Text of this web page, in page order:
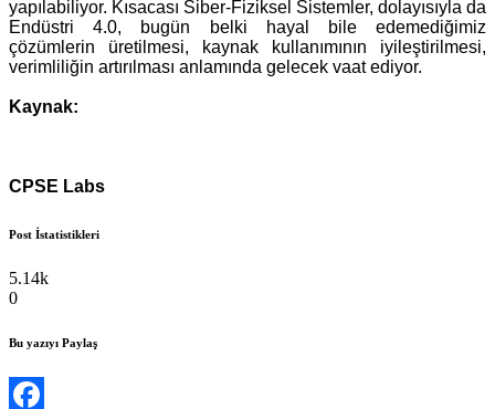
yapılabiliyor. Kısacası Siber-Fiziksel Sistemler, dolayısıyla da
Endüstri 4.0, bugün belki hayal bile edemediğimiz
çözümlerin üretilmesi, kaynak kullanımının iyileştirilmesi,
verimliliğin artırılması anlamında gelecek vaat ediyor.
Kaynak:
CPSE Labs
Post İstatistikleri
5.14k
0
Bu yazıyı Paylaş